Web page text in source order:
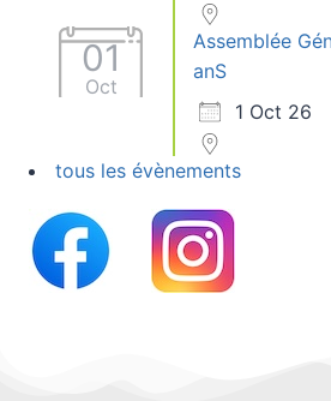
01
Oct
Assemblée
anS
1 Oct 26
tous les évènements